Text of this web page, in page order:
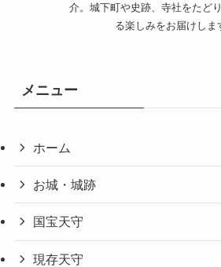
介。城下町や史跡、寺社をたど
る楽しみをお届けしま
メニュー
ホーム
お城・城跡
国宝天守
現存天守